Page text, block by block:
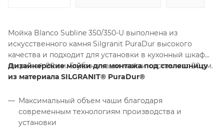
Мойка Blanco Subline 350/350-U выполнена из
искусственного камня Silgranit PuraDur высокого
качества и подходит для установки в кухонный шкаф
шириной 80 см. Глубина чаши мойки составляет 20 см.
Дизайнерские мойки для монтажа под столешницу
из материала SILGRANIT® PuraDur®
Максимальный объем чаши благодаря
современным технологиям производства и
установки